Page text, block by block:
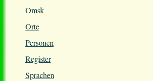
Omsk
Orte
Personen
Register
Sprachen